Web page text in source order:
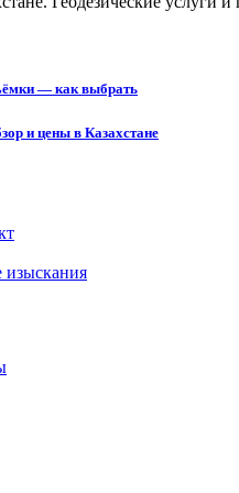
— как выбрать
и цены в Казахстане
изыскания